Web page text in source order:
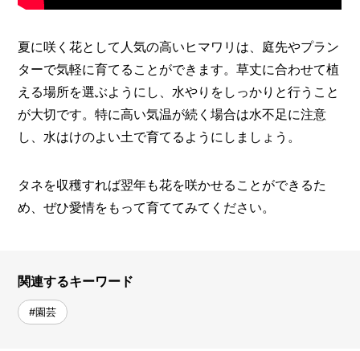
夏に咲く花として人気の高いヒマワリは、庭先やプラン
ターで気軽に育てることができます。草丈に合わせて植
える場所を選ぶようにし、水やりをしっかりと行うこと
が大切です。特に高い気温が続く場合は水不足に注意
し、水はけのよい土で育てるようにしましょう。
タネを収穫すれば翌年も花を咲かせることができるた
め、ぜひ愛情をもって育ててみてください。
関連するキーワード
#園芸